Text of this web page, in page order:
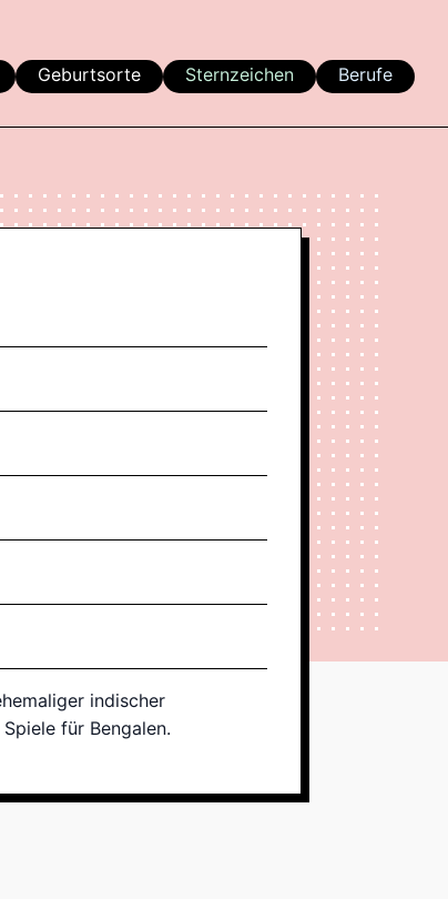
Geburtsorte Sternzeichen Berufe
indischer
für Bengalen.